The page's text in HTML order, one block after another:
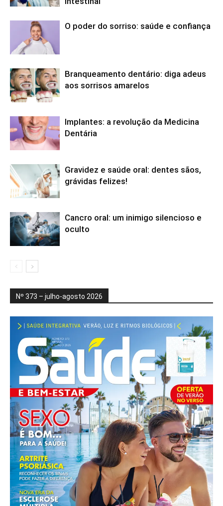
O poder do sorriso: saúde e confiança
Branqueamento dentário: diga adeus
aos sorrisos amarelos
Implantes: a revolução da Medicina
Dentária
Gravidez e saúde oral: dentes sãos,
grávidas felizes!
Cancro oral: um inimigo silencioso e
oculto
Nº 373 – julho-agosto 2026